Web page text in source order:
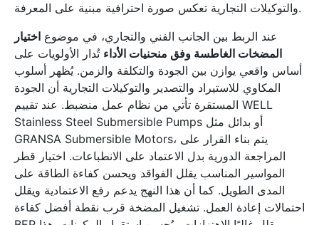
والتوكيلات التجارية تعكس صورة احترافية مبنية على المعرفة.
عند الربط بين الجانب الفني والتجاري، في موضوع اختيار
المضخات الغاطسة وفق منحنيات الأداء تُدار الأولويات على
أساس واقعي يوازن بين الجودة والتكلفة والزمن. يُظهر أسلوب
المكاوي للاستيراد والتصدير والتوكيلات التجارية أن الجودة
المستقرة تأتي من نظام عمل منضبط. عند تقييم WELL
Stainless Steel Submersible Pumps أو بدائل مثل
GRANSA Submersible Motors، يتم بناء القرار على
المراجعة الدورية بدل الاعتماد على الانطباعات. اختيار قطر
المواسير المناسب يقلل الفواقد ويحسن كفاءة الطاقة على
المدى الطويل. كما أن هذا النهج يدعم رفع الاعتمادية ويقلل
احتمالات إعادة العمل. تشغيل المضخة قرب نقطة أفضل كفاءة